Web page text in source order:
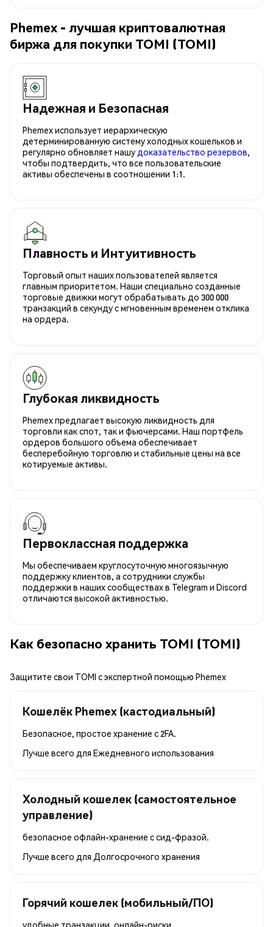
Phemex - лучшая криптовалютная
биржа для покупки TOMI (TOMI)
Надежная и Безопасная
Phemex использует иерархическую
детерминированную систему холодных кошельков и
регулярно обновляет нашу доказательство резервов,
чтобы подтвердить, что все пользовательские
активы обеспечены в соотношении 1:1.
Плавность и Интуитивность
Торговый опыт наших пользователей является
главным приоритетом. Наши специально созданные
торговые движки могут обрабатывать до 300 000
транзакций в секунду с мгновенным временем отклика
на ордера.
Глубокая ликвидность
Phemex предлагает высокую ликвидность для
торговли как спот, так и фьючерсами. Наш портфель
ордеров большого объема обеспечивает
бесперебойную торговлю и стабильные цены на все
котируемые активы.
Первоклассная поддержка
Мы обеспечиваем круглосуточную многоязычную
поддержку клиентов, а сотрудники службы
поддержки в наших сообществах в Telegram и Discord
отличаются высокой активностью.
Как безопасно хранить TOMI (TOMI)
Защитите свои TOMI с экспертной помощью Phemex
Кошелёк Phemex (кастодиальный)
Безопасное, простое хранение с 2FA.
Лучше всего для Ежедневного использования
Холодный кошелек (самостоятельное
управление)
безопасное офлайн-хранение с сид-фразой.
Лучше всего для Долгосрочного хранения
Горячий кошелек (мобильный/ПО)
удобные транзакции, онлайн-риски.